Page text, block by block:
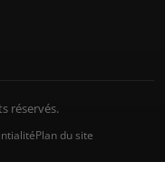
réservés.
Plan du site